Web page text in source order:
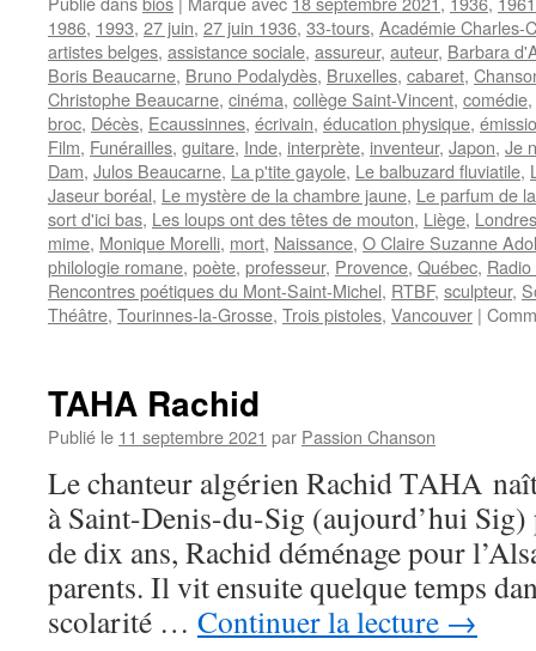
1986, 1993, 27 juin, 27 juin 1936, 33-tours, Académie Charles-
artistes belges, assistance sociale, assureur, auteur, Barbara
Boris Beaucarne, Bruno Podalydès, Bruxelles, cabaret,
Christophe Beaucarne, cinéma, collège Saint-Vincent, comédie,
broc, Décès, Ecaussinnes, écrivain, éducation physique,
Film, Funérailles, guitare, Inde, interprète, inventeur, Japon, Je
Dam, Julos Beaucarne, La p'tite gayole, Le balbuzard fluviatile,
Jaseur boréal, Le mystère de la chambre jaune, Le parfum de
sort d'ici bas, Les loups ont des têtes de mouton, Liège, Londres
mime, Monique Morelli, mort, Naissance, O Claire Suzanne
philologie romane, poète, professeur, Provence, Québec,
Rencontres poétiques du Mont-Saint-Michel, RTBF, sculpteur,
Théâtre, Tourinnes-la-Grosse, Trois pistoles, Vancouver |
TAHA Rachid
Publié le 11 septembre 2021 par Passion Chanson
Le chanteur algérien Rachid TAHA
à Saint-Denis-du-Sig (aujourd’hui Sig)
de dix ans, Rachid déménage pour
parents. Il vit ensuite quelque temps
scolarité … Continuer la lecture →